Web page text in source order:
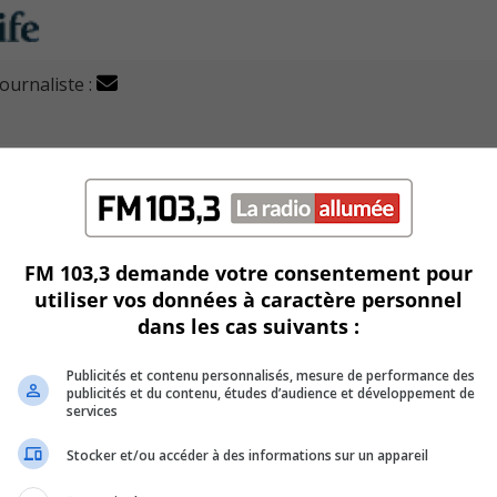
:
phare du Collège Notre-Dame-de-Lourdes, se tiendra ce
thématique, surnommée « la rapide de Saint-Lambert »,
quête de records.
vise à promouvoir les saines habitudes de vie et à
Collège.
d’aide financière et bonifiant les projets étudiants.
Longueuil, et des chaussures usagées seront
FM 103,3 demande votre consentement pour
utiliser vos données à caractère personnel
dans les cas suivants :
Publicités et contenu personnalisés, mesure de performance des
publicités et du contenu, études d’audience et développement de
services
Stocker et/ou accéder à des informations sur un appareil